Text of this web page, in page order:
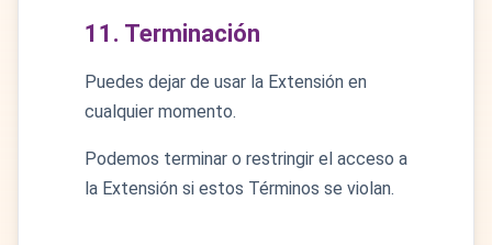
11. Terminación
Puedes dejar de usar la Extensión en
cualquier momento.
Podemos terminar o restringir el acceso a
la Extensión si estos Términos se violan.